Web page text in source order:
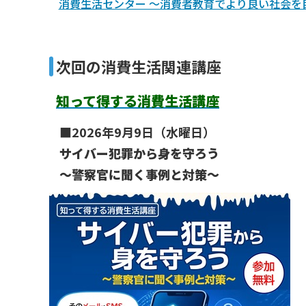
消費生活センター ～消費者教育でより良い社会を
次回の消費生活関連講座
知って得する消費生活講座
■2026年9月9日（水曜日）
サイバー犯罪から身を守ろう
～警察官に聞く事例と対策～